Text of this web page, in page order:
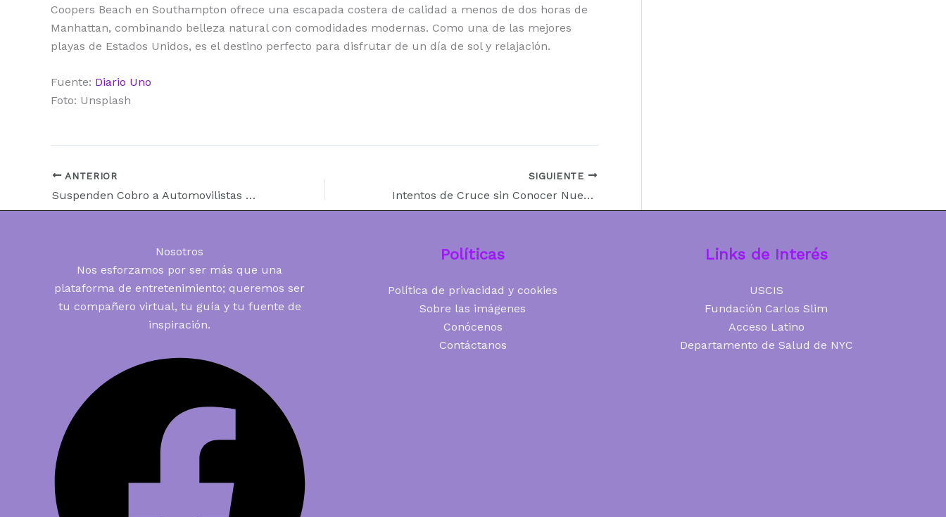
Coopers Beach en Southampton ofrece una escapada costera de calidad a menos de dos horas de
Manhattan, combinando belleza natural con comodidades modernas. Como una de las mejores
playas de Estados Unidos, es el destino perfecto para disfrutar de un día de sol y relajación.
Fuente: Diario Uno
Foto: Unsplash
ANTERIOR
Suspenden Cobro a Automovilistas para Entrar a Manhattan en Nueva York
SIGUIENTE
Intentos de Cruce sin Conocer Nueva Medida Migratoria en EE.UU.
Nosotros
Nos esforzamos por ser más que una
plataforma de entretenimiento; queremos ser
tu compañero virtual, tu guía y tu fuente de
inspiración.
Políticas
Política de privacidad y cookies
Sobre las imágenes
Conócenos
Contáctanos
Links de Interés
USCIS
Fundación Carlos Slim
Acceso Latino
Departamento de Salud de NYC